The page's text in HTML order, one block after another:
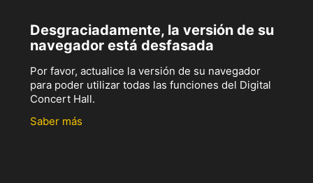
Desgraciadamente, la versión de su
navegador está desfasada
Por favor, actualice la versión de su navegador
para poder utilizar todas las funciones del Digital
Concert Hall.
Saber más